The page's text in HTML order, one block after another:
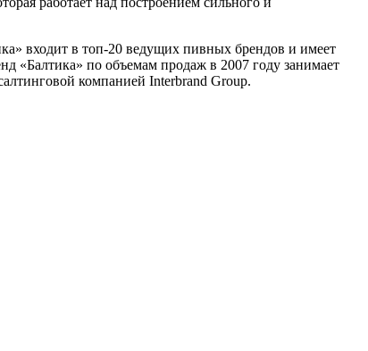
входит в топ-20 ведущих пивных брендов и имеет
«Балтика» по объемам продаж в 2007 году занимает
компанией Interbrand Group.